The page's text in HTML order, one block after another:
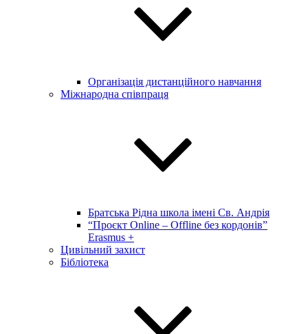
Організація дистанційного навчання
Міжнародна співпраця
Братська Рідна школа імені Св. Андрія
“Проєкт Online – Offline без кордонів”
Erasmus +
Цивільний захист
Бібліотека